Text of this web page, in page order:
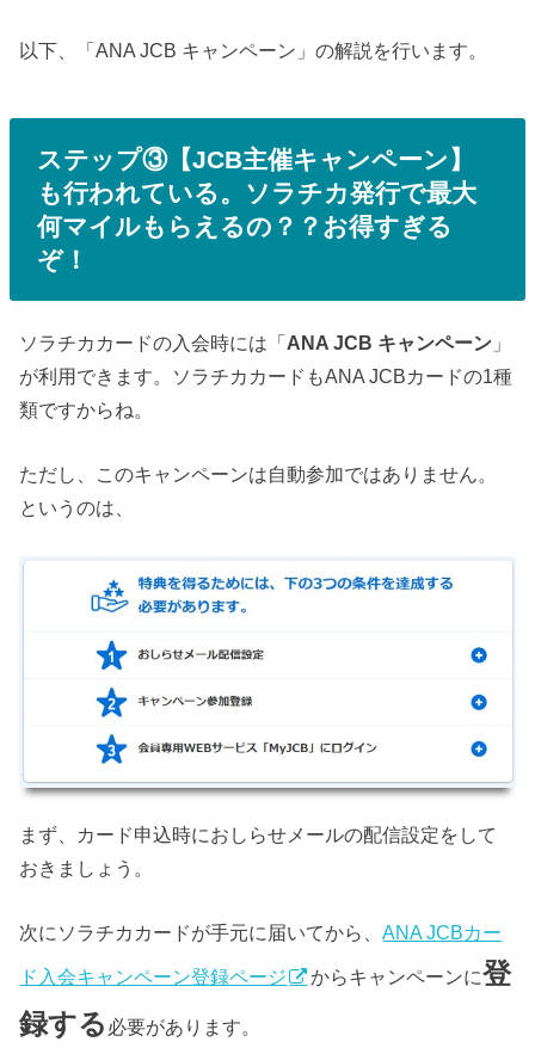
以下、「ANA JCB キャンペーン」の解説を行います。
ステップ③【JCB主催キャンペーン】
も行われている。ソラチカ発行で最大
何マイルもらえるの？？お得すぎる
ぞ！
ソラチカカードの入会時には「ANA JCB キャンペーン 」
が利用できます。ソラチカカードもANA JCBカードの1種
類ですからね。
ただし、このキャンペーンは自動参加ではありません。
というのは、
まず、カード申込時におしらせメールの配信設定をして
おきましょう。
次にソラチカカードが手元に届いてから、ANA JCBカー
ド入会キャンペーン登録ページ からキャンペーンに登
録する 必要があります。